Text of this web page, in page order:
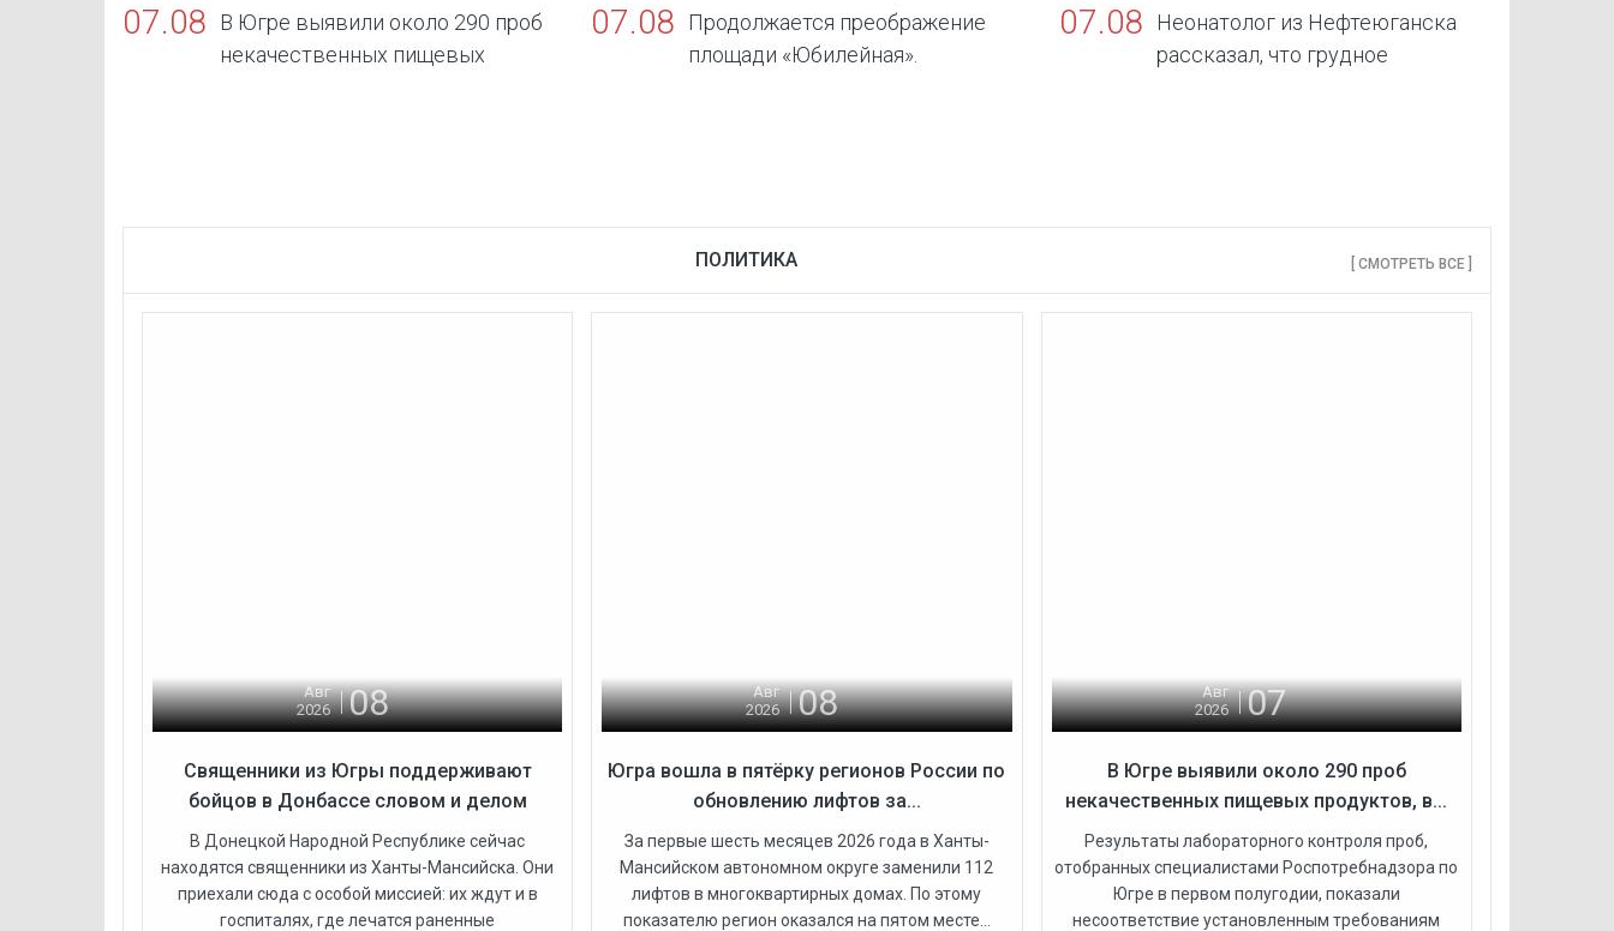
07.08
В Югре выявили около 290 проб
некачественных пищевых
07.08
Продолжается преображение
площади «Юбилейная».
07.08
Неонатолог из Нефтеюганска
рассказал, что грудное
ПОЛИТИКА [ СМОТРЕТЬ ВСЕ ]
Авг
2026
08
Священники из Югры поддерживают
бойцов в Донбассе словом и делом
В Донецкой Народной Республике сейчас
находятся священники из Ханты-Мансийска. Они
приехали сюда с особой миссией: их ждут и в
госпиталях, где лечатся раненные
Авг
2026
08
Югра вошла в пятёрку регионов России по
обновлению лифтов за...
За первые шесть месяцев 2026 года в Ханты-
Мансийском автономном округе заменили 112
лифтов в многоквартирных домах. По этому
показателю регион оказался на пятом месте...
Авг
2026
07
В Югре выявили около 290 проб
некачественных пищевых продуктов, в...
Результаты лабораторного контроля проб,
отобранных специалистами Роспотребнадзора по
Югре в первом полугодии, показали
несоответствие установленным требованиям